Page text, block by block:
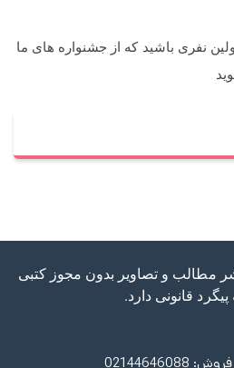
نفری باشید که از جشنواره های ما
مطالب و تصاویر بدون مجوز کتبی
پیگرد قانونی دارد.